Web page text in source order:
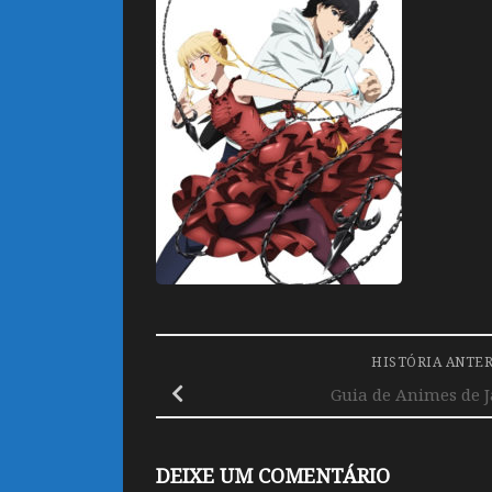
HISTÓRIA
Guia de Animes de
DEIXE UM COMENTÁRIO